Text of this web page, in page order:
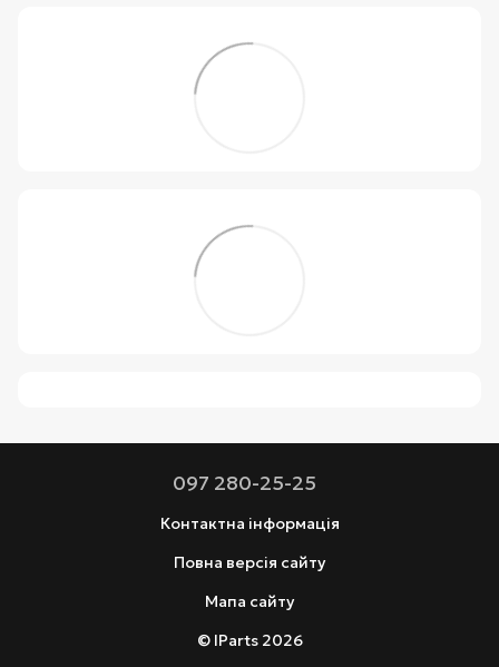
097 280-25-25
Контактна інформація
Повна версія сайту
Мапа сайту
© IParts 2026